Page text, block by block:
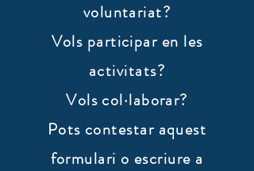
voluntariat?
Vols participar en les
activitats?
Vols col·laborar?
​Pots contestar aquest
formulari o escriure a